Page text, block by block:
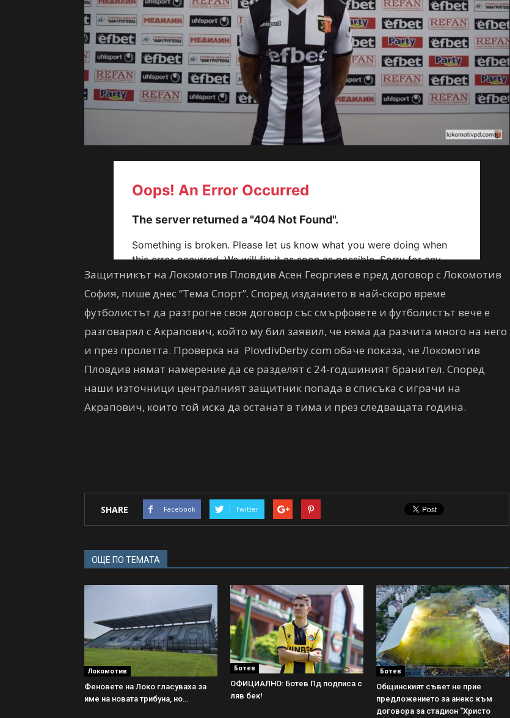
Защитникът на Локомотив Пловдив Асен Георгиев е пред договор с Локомотив
София, пише днес “Тема Спорт”. Според изданието в най-скоро време
футболистът да разтрогне своя договор със смърфовете и футболистът вече е
разговарял с Акрапович, който му бил заявил, че няма да разчита много на него
и през пролетта. Проверка на PlovdivDerby.com обаче показа, че Локомотив
Пловдив нямат намерение да се разделят с 24-годшиният бранител. Според
наши източници централният защитник попада в списъка с играчи на
Акрапович, които той иска да останат в тима и през следващата година.
SHARE Facebook Twitter
ОЩЕ ПО ТЕМАТА
Локомотив
Феновете на Локо гласуваха за
име на новата трибуна, но…
Ботев
ОФИЦИАЛНО: Ботев Пд подписа с
ляв бек!
Ботев
Общинският съвет не прие
предложението за анекс към
договора за стадион “Христо